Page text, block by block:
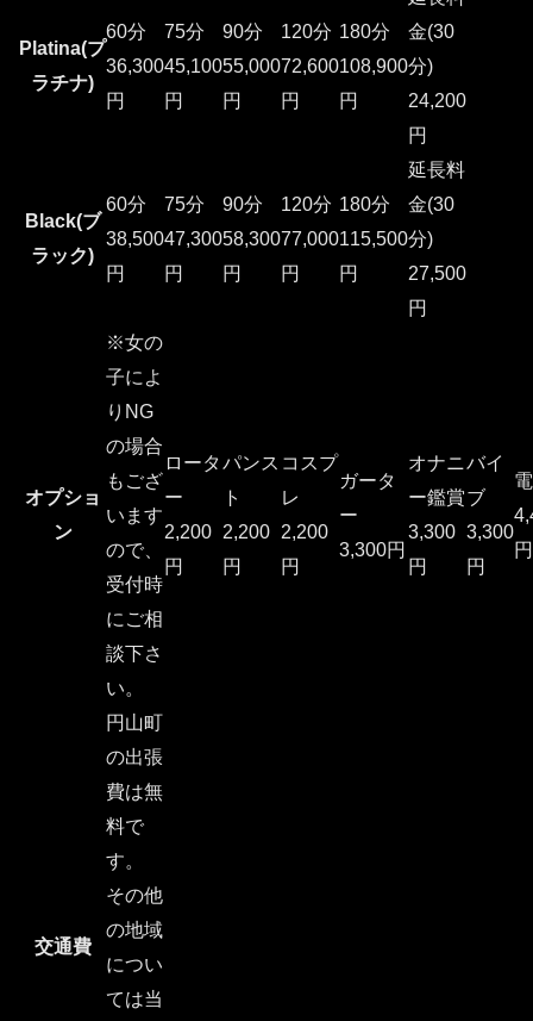
Platina(プ
ラチナ)
60分
36,300
円
75分
45,100
円
90分
55,000
円
120分
72,600
円
180分
108,900
円
金(30
分)
24,200
円
Black(ブ
ラック)
60分
38,500
円
75分
47,300
円
90分
58,300
円
120分
77,000
円
180分
115,500
円
延長料
金(30
分)
27,500
円
オプショ
ン
※女の
子によ
りNG
の場合
もござ
います
ので、
受付時
にご相
談下さ
い。
ロータ
ー
2,200
円
パンス
ト
2,200
円
コスプ
レ
2,200
円
ガータ
ー
3,300円
オナニ
ー鑑賞
3,300
円
バイ
ブ
3,300
円
円
交通費
円山町
の出張
費は無
料で
す。
その他
の地域
につい
ては当